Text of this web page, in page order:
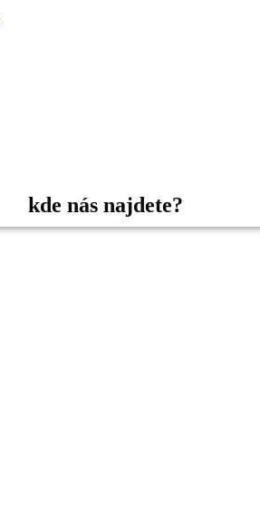
kde nás najdete?